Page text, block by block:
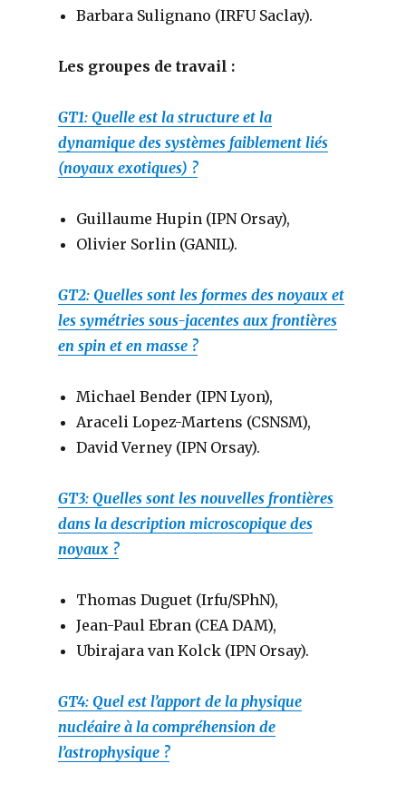
Barbara Sulignano (IRFU Saclay).
Les groupes de travail :
GT1: Quelle est la structure et la
dynamique des systèmes faiblement liés
(noyaux exotiques) ?
Guillaume Hupin (IPN Orsay),
Olivier Sorlin (GANIL).
GT2: Quelles sont les formes des noyaux et
les symétries sous-jacentes aux frontières
en spin et en masse ?
Michael Bender (IPN Lyon),
Araceli Lopez-Martens (CSNSM),
David Verney (IPN Orsay).
GT3: Quelles sont les nouvelles frontières
dans la description microscopique des
noyaux ?
Thomas Duguet (Irfu/SPhN),
Jean-Paul Ebran (CEA DAM),
Ubirajara van Kolck (IPN Orsay).
GT4: Quel est l’apport de la physique
nucléaire à la compréhension de
l’astrophysique ?